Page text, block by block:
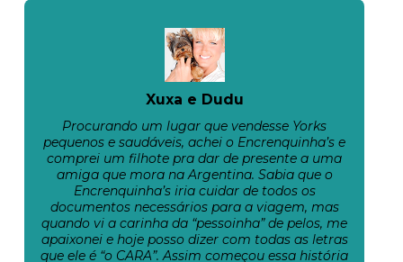
Xuxa e Dudu
Procurando um lugar que vendesse Yorks
pequenos e saudáveis, achei o Encrenquinha’s e
comprei um filhote pra dar de presente a uma
amiga que mora na Argentina. Sabia que o
Encrenquinha’s iria cuidar de todos os
documentos necessários para a viagem, mas
quando vi a carinha da “pessoinha” de pelos, me
apaixonei e hoje posso dizer com todas as letras
que ele é “o CARA”. Assim começou essa história